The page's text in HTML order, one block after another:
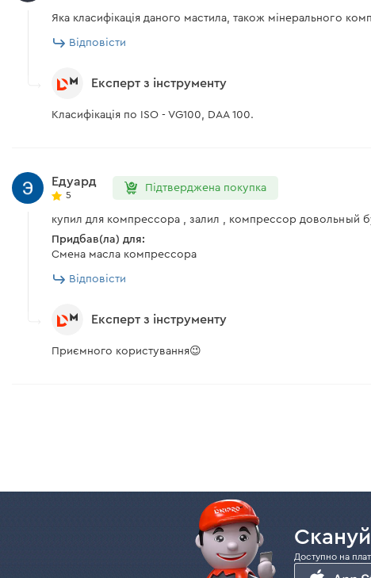
Яка класифікація даного мастила, також мінерального
Відповісти
Експерт з інструменту
Класифікація по ISO - VG100, DAA 100.
Едуард
5
Підтверджена покупка
купил для компрессора , залил , компрессор довольный
Придбав(ла) для:
Смена масла компрессора
Відповісти
Експерт з інструменту
Приємного користування😉
Доступно на